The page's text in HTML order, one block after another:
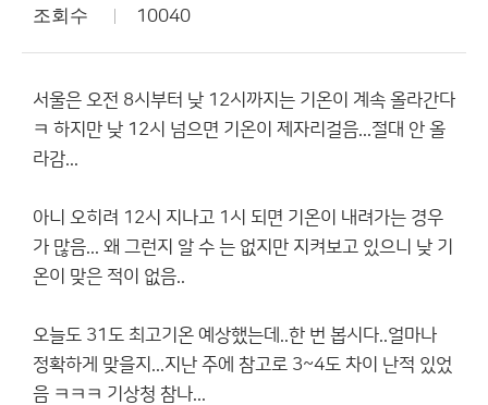
조회수 10040
서울은 오전 8시부터 낮 12시까지는 기온이 계속 올라간다
ㅋ 하지만 낮 12시 넘으면 기온이 제자리걸음...절대 안 올
라감...
아니 오히려 12시 지나고 1시 되면 기온이 내려가는 경우
가 많음... 왜 그런지 알 수 는 없지만 지켜보고 있으니 낮 기
온이 맞은 적이 없음..
오늘도 31도 최고기온 예상했는데..한 번 봅시다..얼마나
정확하게 맞을지...지난 주에 참고로 3~4도 차이 난적 있었
음 ㅋㅋㅋ 기상청 참나...